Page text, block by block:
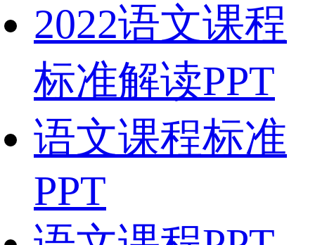
2022语文课程
标准解读PPT
语文课程标准
PPT